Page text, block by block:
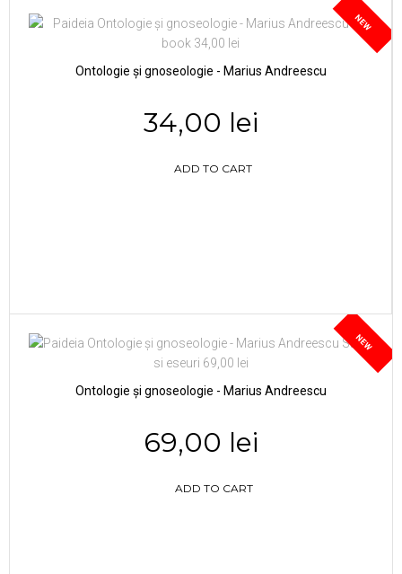
NEW
Ontologie și gnoseologie - Marius Andreescu
34,00 lei
ADD TO CART
NEW
Ontologie și gnoseologie - Marius Andreescu
69,00 lei
ADD TO CART